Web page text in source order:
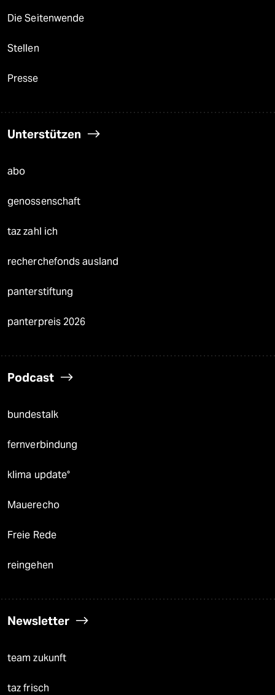
Die Seitenwende
Stellen
Presse
Unterstützen
abo
genossenschaft
taz zahl ich
recherchefonds ausland
panterstiftung
panterpreis 2026
Podcast
bundestalk
fernverbindung
klima update°
Mauerecho
Freie Rede
reingehen
Newsletter
team zukunft
taz frisch